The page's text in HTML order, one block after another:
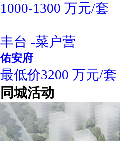
1000-1300 万元/套
丰台 -菜户营
佑安府
最低价3200 万元/套
同城活动